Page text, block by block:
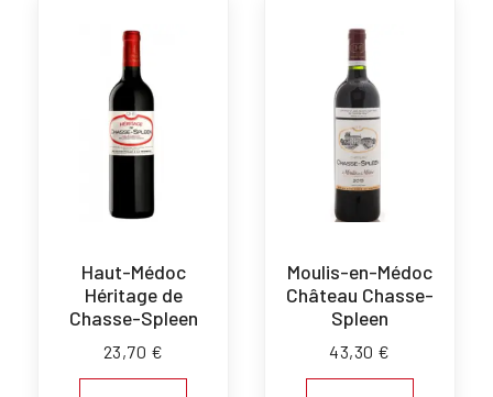
Haut-Médoc
Héritage de
Chasse-Spleen
23,70 €
Moulis-en-Médoc
Château Chasse-
Spleen
43,30 €